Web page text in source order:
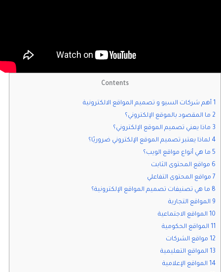
Contents
1 أهم شركات السيو و تصميم المواقع الالكترونية
2 ما المقصود بالموقع الإلكتروني؟
3 ماذا يعني تصميم الموقع الإلكتروني؟
4 لماذا يعتبر تصميم الموقع الإلكتروني ضروريًا؟
5 ما هي أنواع مواقع الويب؟
6 مواقع المحتوى الثابت
7 مواقع المحتوى التفاعلي
8 ما هي تصنيفات تصميم المواقع الإلكترونية؟
9 المواقع التجارية
10 المواقع الاجتماعية
11 المواقع الحكومية
12 مواقع الشركات
13 المواقع التعليمية
14 المواقع الإعلامية